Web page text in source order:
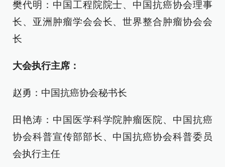
樊代明：中国工程院院士、中国抗癌协会理事
长、亚洲肿瘤学会会长、世界整合肿瘤协会会
长
大会执行主席：
赵勇：中国抗癌协会秘书长
田艳涛：中国医学科学院肿瘤医院、中国抗癌
协会科普宣传部部长、中国抗癌协会科普委员
会执行主任